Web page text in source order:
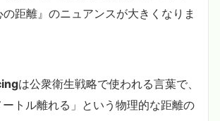
距離』のニュアンスが大きくなりま
は公衆衛生戦略で使われる言葉で、
トル離れる」という物理的な距離の